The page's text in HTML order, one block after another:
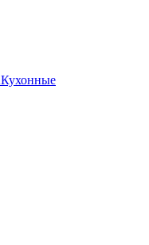
Кухонные